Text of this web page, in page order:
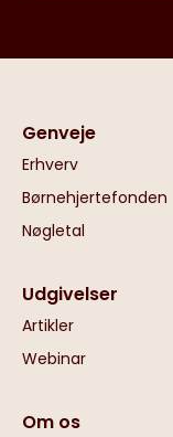
Genveje
Erhverv
Børnehjertefonden
Nøgletal
Udgivelser
Artikler
Webinar
Om os